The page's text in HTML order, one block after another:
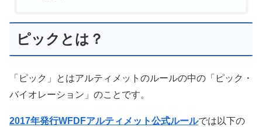
ピックとは？
「ピック」とはアルティメットのルールの中の「ピック・
バイオレーション」のことです。
2017年発行WFDFアルティメット公式ルールでは以下の